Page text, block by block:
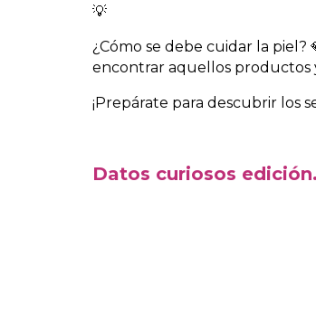
💡
¿Cómo se debe cuidar la
encontrar aquellos productos
¡Prepárate para descubrir los
Datos curiosos